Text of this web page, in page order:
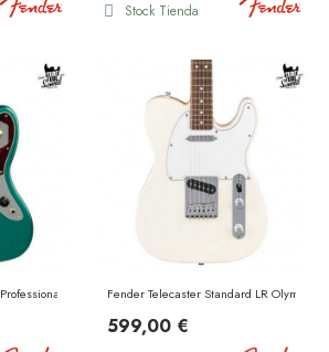
Stock Tienda
Classic RW Faded Sherwood Green Metallic
Fender Telecaster Standard LR Olympic
599,00 €